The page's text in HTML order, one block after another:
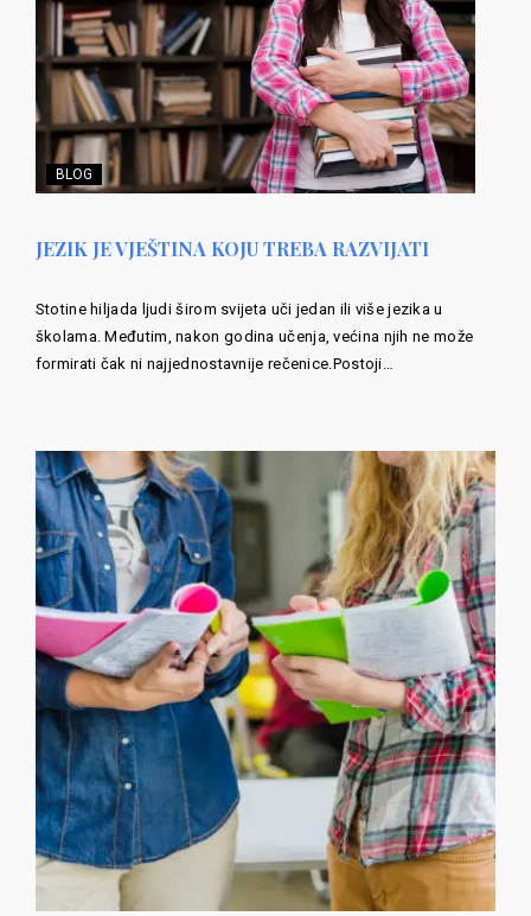
BLOG
JEZIK JE VJEŠTINA KOJU TREBA RAZVIJATI
Stotine hiljada ljudi širom svijeta uči jedan ili više jezika u
školama. Međutim, nakon godina učenja, većina njih ne može
formirati čak ni najjednostavnije rečenice.Postoji…